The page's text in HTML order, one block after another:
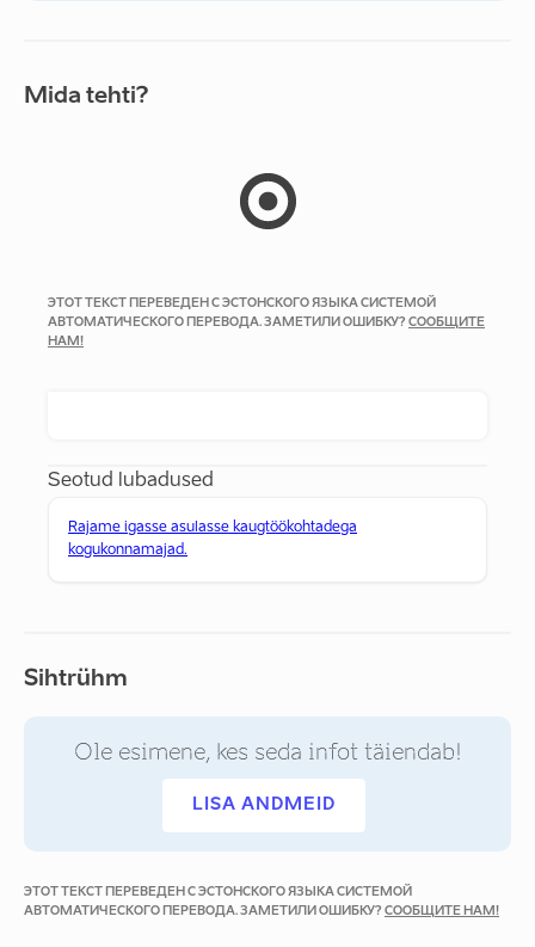
Mida tehti?
ЭТОТ ТЕКСТ ПЕРЕВЕДЕН С ЭСТОНСКОГО ЯЗЫКА СИСТЕМОЙ
АВТОМАТИЧЕСКОГО ПЕРЕВОДА. ЗАМЕТИЛИ ОШИБКУ? СООБЩИТЕ
НАМ!
Seotud lubadused
Rajame igasse asulasse kaugtöökohtadega
kogukonnamajad.
Sihtrühm
Ole esimene, kes seda infot täiendab!
LISA ANDMEID
ЭТОТ ТЕКСТ ПЕРЕВЕДЕН С ЭСТОНСКОГО ЯЗЫКА СИСТЕМОЙ
АВТОМАТИЧЕСКОГО ПЕРЕВОДА. ЗАМЕТИЛИ ОШИБКУ? СООБЩИТЕ НАМ!